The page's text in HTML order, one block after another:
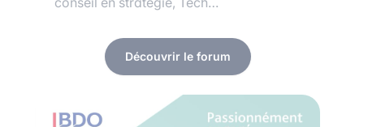
Découvrir le forum